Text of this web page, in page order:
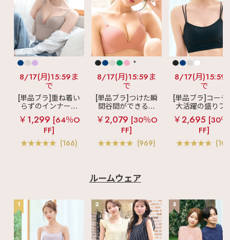
8/17(月)15:59ま
で
[単品ブラ]重ね着い
らずのインナーブ
ラ
リッチバスト
ブラトップ (ワイヤ
ー入り)
￥1,299 [64％O
FF]
(166)
+
8/17(月)15:59ま
で
[単品ブラ]つけた瞬
間谷間ができるシ
ームレスブラ
超
盛ブラ(R) シームレ
ス 単品ブラジャー
￥2,079 [30％O
FF]
(969)
8/17(月)15:59
で
[単品ブラ]コーデ
大活躍の盛りブ
ショートレン
ス ブラトップ 超
ブラ(R) 単品ブ
ャー
￥2,695 [30
FF]
ルームウェア
1 2 3